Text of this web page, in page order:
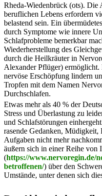
Rheda-Wiedenbrück (ots). Die
beruflichen Lebens erfordern
belastend sein. Ein
durch Symptome wie innere
Schlafprobleme bemerkbar
Wiederherstellung des
durch die Heilkräuter in
Alexander Pflüger)
nervöse Erschöpfung lindern
Tropfen mit dem Namen
Durchschlafen.
Etwas mehr als 40 % der
Stress und Überlastung zu
und Schlafstörungen
rasende Gedanken, Müdigkeit,
Aufgaben nicht mehr
äußern sich in einer Reihe von
(https://www.nervoregin.de/
betroffenen/) über den
Umstände, unter denen sich